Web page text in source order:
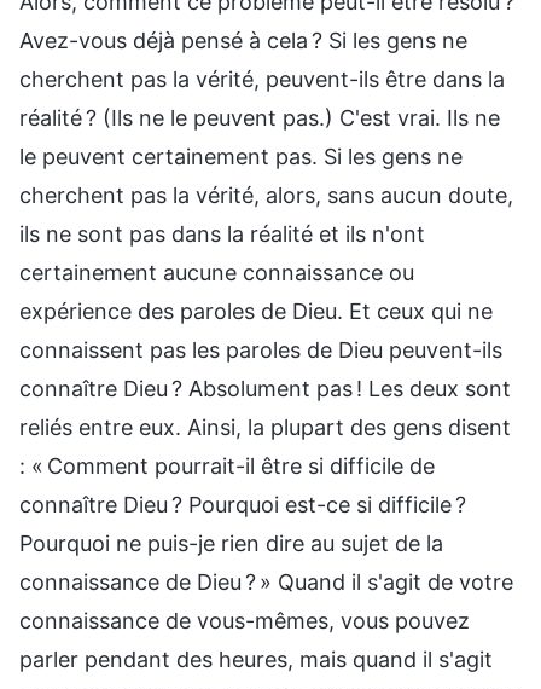
Avez-vous déjà pensé à cela ? Si les gens ne
cherchent pas la vérité, peuvent-ils être dans la
réalité ? (Ils ne le peuvent pas.) C'est vrai. Ils ne
le peuvent certainement pas. Si les gens ne
cherchent pas la vérité, alors, sans aucun doute,
ils ne sont pas dans la réalité et ils n'ont
certainement aucune connaissance ou
expérience des paroles de Dieu. Et ceux qui ne
connaissent pas les paroles de Dieu peuvent-ils
connaître Dieu ? Absolument pas ! Les deux sont
reliés entre eux. Ainsi, la plupart des gens disent
: « Comment pourrait-il être si difficile de
connaître Dieu ? Pourquoi est-ce si difficile ?
Pourquoi ne puis-je rien dire au sujet de la
connaissance de Dieu ? » Quand il s'agit de votre
connaissance de vous-mêmes, vous pouvez
parler pendant des heures, mais quand il s'agit